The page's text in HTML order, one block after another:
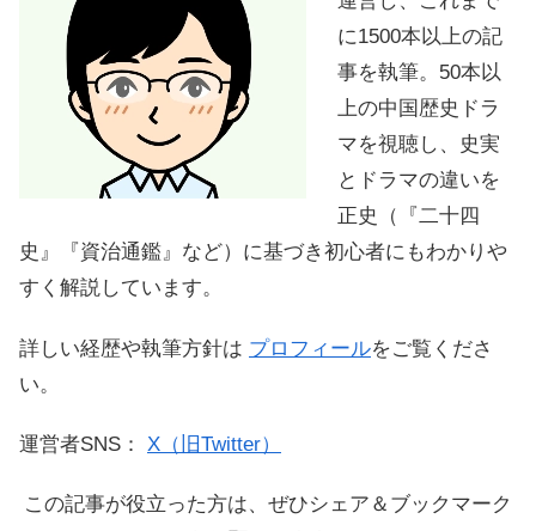
に1500本以上の記
事を執筆。50本以
上の中国歴史ドラ
マを視聴し、史実
とドラマの違いを
正史（『二十四
史』『資治通鑑』など）に基づき初心者にもわかりや
すく解説しています。
詳しい経歴や執筆方針は プロフィールをご覧くださ
い。
運営者SNS： X（旧Twitter）
この記事が役立った方は、ぜひシェア＆ブックマーク